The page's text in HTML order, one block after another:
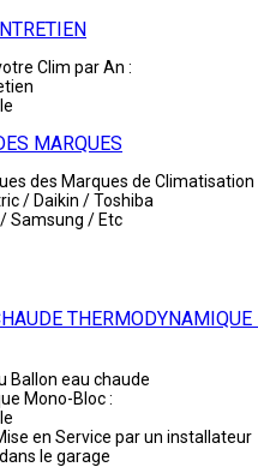
Clim par An :
MARQUES
des Marques de Climatisation
/ Daikin / Toshiba
Samsung / Etc
THERMODYNAMIQUE
Ballon eau chaude
Mono-Bloc :
en Service par un installateur
le garage